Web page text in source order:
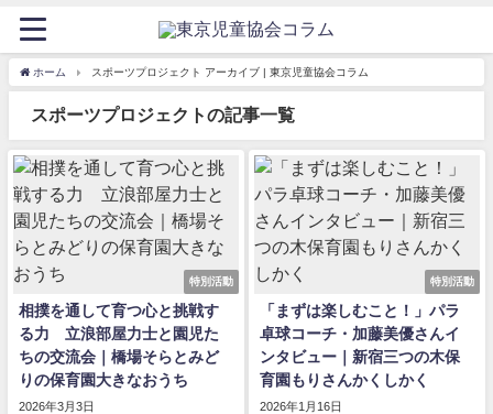
ホーム スポーツプロジェクト アーカイブ | 東京児童協会コラム
スポーツプロジェクトの記事一覧
特別活動
相撲を通して育つ心と挑戦す
る力 立浪部屋力士と園児た
ちの交流会｜橋場そらとみど
りの保育園大きなおうち
2026年3月3日
特別活動
「まずは楽しむこと！」パラ
卓球コーチ・加藤美優さんイ
ンタビュー｜新宿三つの木保
育園もりさんかくしかく
2026年1月16日